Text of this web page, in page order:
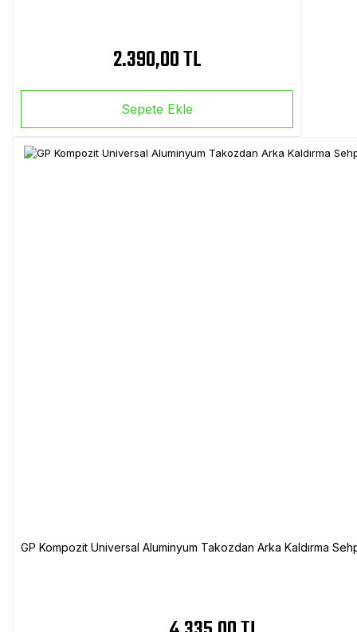
2.390,00 TL
Sepete Ekle
GP Kompozit Universal Aluminyum Takozdan Arka Kaldırma